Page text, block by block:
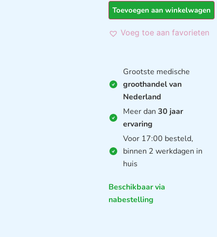
Toevoegen aan winkelwagen
Voeg toe aan favorieten
Grootste medische
groothandel van
Nederland
Meer dan 30 jaar
ervaring
Voor 17:00 besteld,
binnen 2 werkdagen in
huis
Beschikbaar via
nabestelling